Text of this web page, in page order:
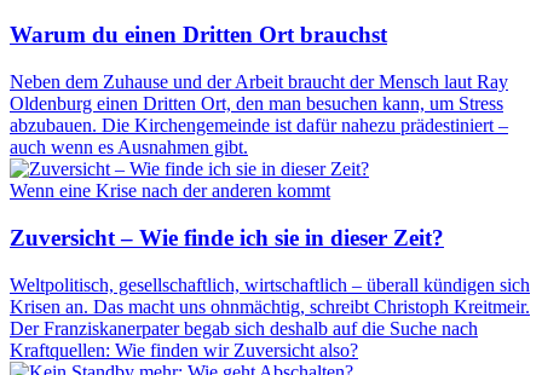
Warum du einen Dritten Ort brauchst
Neben dem Zuhause und der Arbeit braucht der Mensch laut Ray
Oldenburg einen Dritten Ort, den man besuchen kann, um Stress
abzubauen. Die Kirchengemeinde ist dafür nahezu prädestiniert –
auch wenn es Ausnahmen gibt.
Wenn eine Krise nach der anderen kommt
Zuversicht – Wie finde ich sie in dieser Zeit?
Weltpolitisch, gesellschaftlich, wirtschaftlich – überall kündigen sich
Krisen an. Das macht uns ohnmächtig, schreibt Christoph Kreitmeir.
Der Franziskanerpater begab sich deshalb auf die Suche nach
Kraftquellen: Wie finden wir Zuversicht also?